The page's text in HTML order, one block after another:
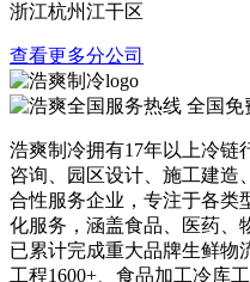
浙江杭州江干区
查看更多分公司
全国免
浩爽制冷拥有17年以上冷链
咨询、园区设计、施工建造
合性服务企业，专注于各类
化服务，涵盖食品、医药、
已累计完成重大品牌生鲜物
工程1600+、食品加工冷库